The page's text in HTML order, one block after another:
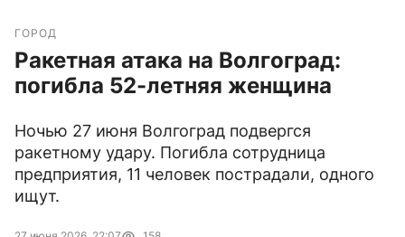
ГОРОД
Ракетная атака на Волгоград:
погибла 52-летняя женщина
Ночью 27 июня Волгоград подвергся
ракетному удару. Погибла сотрудница
предприятия, 11 человек пострадали, одного
ищут.